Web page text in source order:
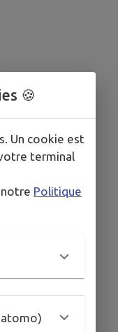
800m en
la-voie-de-la-
verte-bresse-
🍪
Un cookie est
terminal
notre Politique